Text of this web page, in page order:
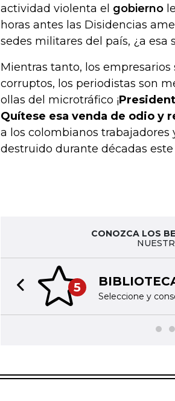
actividad violenta el gobierno
horas antes las Disidencias
sedes militares del país, ¿a esa
Mientras tanto, los empresarios
corruptos, los periodistas son
ollas del microtráfico ¡
Quítese esa venda de odio y
a los colombianos
destruido durante décadas este
CONOZCA LOS
5
Seleccione y
Previous slide